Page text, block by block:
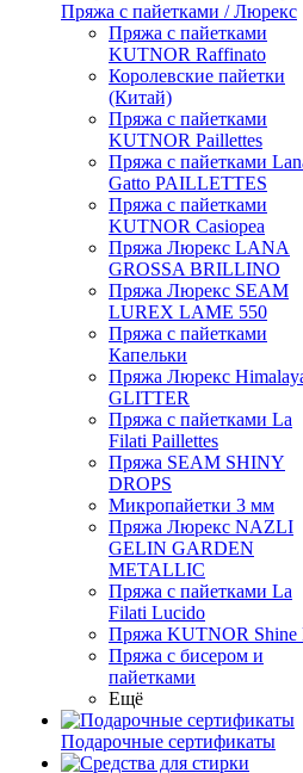
Пряжа с пайетками / Люрекс
Пряжа с пайетками
KUTNOR Raffinato
Королевские пайетки
(Китай)
Пряжа с пайетками
KUTNOR Paillettes
Пряжа с пайетками
Gatto PAILLETTES
Пряжа с пайетками
KUTNOR Casiopea
Пряжа Люрекс LANA
GROSSA BRILLINO
Пряжа Люрекс SEAM
LUREX LAME 550
Пряжа с пайетками
Капельки
Пряжа Люрекс
GLITTER
Пряжа с пайетками La
Filati Paillettes
Пряжа SEAM SHINY
DROPS
Микропайетки 3 мм
Пряжа Люрекс NAZLI
GELIN GARDEN
METALLIC
Пряжа с пайетками La
Filati Lucido
Пряжа KUTNOR Shine
Пряжа с бисером и
пайетками
Ещё
Подарочные сертификаты